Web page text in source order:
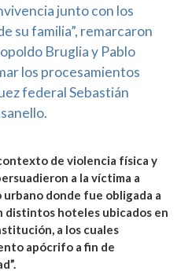
junto con los
su familia”, remarcaron
Bruglia y Pablo
los procesamientos
federal Sebastián
de violencia física y
a la víctima a
donde fue obligada a
hoteles ubicados en
a los cuales
apócrifo a fin de